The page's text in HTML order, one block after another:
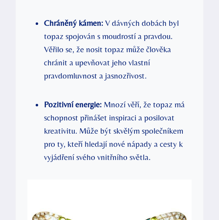
Chráněný kámen: V dávných dobách byl
topaz spojován s moudrostí a pravdou.
Věřilo se, že nosit topaz může člověka
chránit a upevňovat jeho vlastní
pravdomluvnost a jasnozřivost.
Pozitivní energie: Mnozí věří, že topaz má
schopnost přinášet inspiraci a posilovat
kreativitu. Může být skvělým společníkem
pro ty, kteří hledají nové nápady a cesty k
vyjádření svého vnitřního světla.